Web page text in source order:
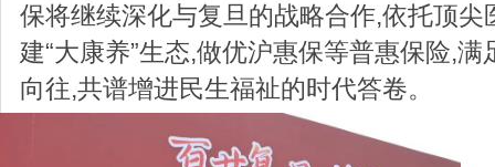
保将继续深化与复旦的战略合作,依托顶尖
建“大康养”生态,做优沪惠保等普惠保险,
向往,共谱增进民生福祉的时代答卷。